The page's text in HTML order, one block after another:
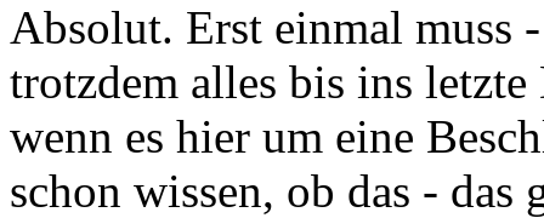
Absolut. Erst einmal muss
trotzdem alles bis ins
wenn es hier um eine
schon wissen, ob das - das